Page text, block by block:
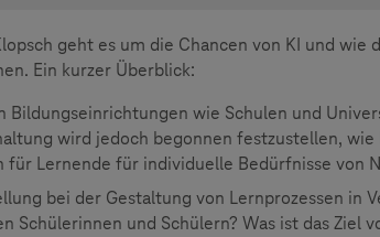
geht es um die Chancen von KI und
Ein kurzer Überblick:
Bildungseinrichtungen wie Schulen und
wird jedoch begonnen festzustellen,
für Lernende für individuelle Bedürfnisse von
bei der Gestaltung von Lernprozessen in
Schülerinnen und Schülern? Was ist das Ziel